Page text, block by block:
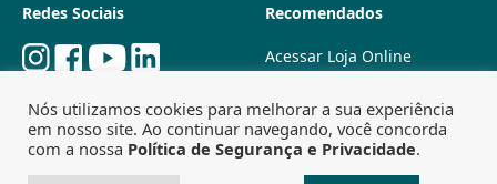
Redes Sociais Recomendados
Acessar Loja Online
Lojas Físicas
Trabalhe Conosco
Powered byAgência Especializada em SEO
Nós utilizamos cookies para melhorar a sua experiência
em nosso site. Ao continuar navegando, você concorda
com a nossa Política de Segurança e Privacidade.